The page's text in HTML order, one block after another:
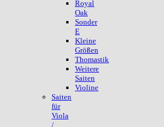
Royal
Oak
Sonder
E
Kleine
Größen
Thomastik
Weitere
Saiten
Violine
Saiten
für
Viola
/